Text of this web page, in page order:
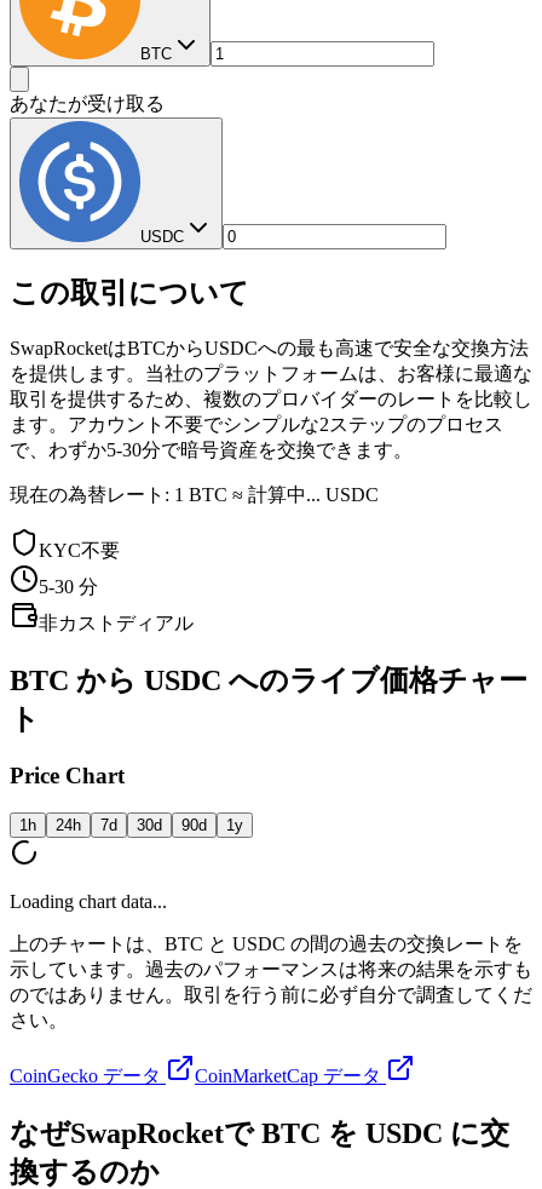
BTC
あなたが受け取る
USDC
この取引について
SwapRocketはBTCからUSDCへの最も高速で安全な交換方法
を提供します。当社のプラットフォームは、お客様に最適な
取引を提供するため、複数のプロバイダーのレートを比較し
ます。アカウント不要でシンプルな2ステップのプロセス
で、わずか5-30分で暗号資産を交換できます。
現在の為替レート: 1 BTC ≈ 計算中... USDC
KYC不要
5-30 分
非カストディアル
BTC から USDC へのライブ価格チャー
ト
Price Chart
1h 24h 7d 30d 90d 1y
Loading chart data...
上のチャートは、BTC と USDC の間の過去の交換レートを
示しています。過去のパフォーマンスは将来の結果を示すも
のではありません。取引を行う前に必ず自分で調査してくだ
さい。
CoinGecko データ CoinMarketCap データ
なぜSwapRocketで BTC を USDC に交
換するのか